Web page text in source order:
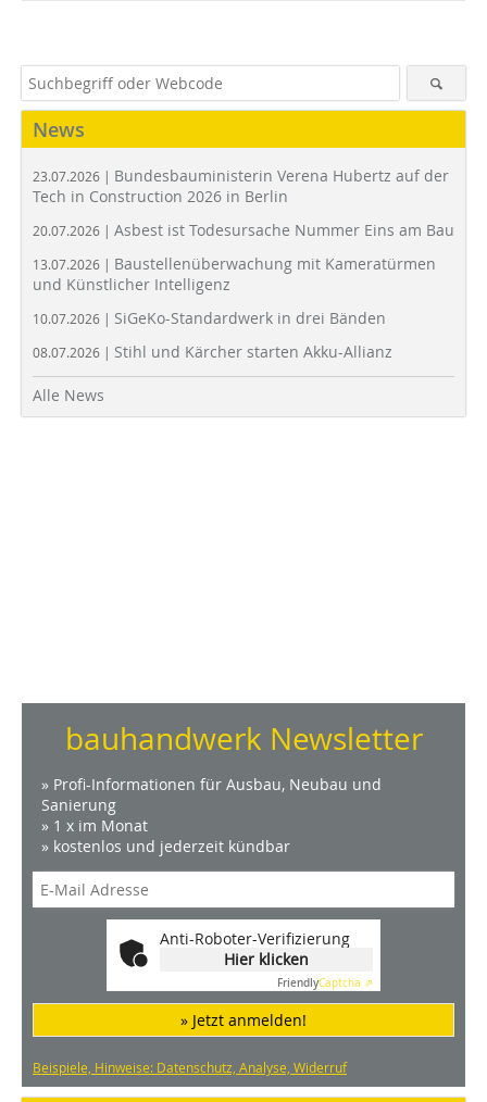
News
23.07.2026 | Bundesbauministerin Verena Hubertz auf der
Tech in Construction 2026 in Berlin
20.07.2026 | Asbest ist Todesursache Nummer Eins am Bau
13.07.2026 | Baustellenüberwachung mit Kameratürmen
und Künstlicher Intelligenz
10.07.2026 | SiGeKo-Standardwerk in drei Bänden
08.07.2026 | Stihl und Kärcher starten Akku-Allianz
Alle News
bauhandwerk Newsletter
» Profi-Informationen für Ausbau, Neubau und
Sanierung
» 1 x im Monat
» kostenlos und jederzeit kündbar
Anti-Roboter-Verifizierung
Hier klicken
FriendlyCaptcha ⇗
» Jetzt anmelden!
Beispiele, Hinweise: Datenschutz, Analyse, Widerruf